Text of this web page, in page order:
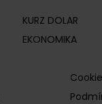
KURZ DOLAR
EKONOMIKA